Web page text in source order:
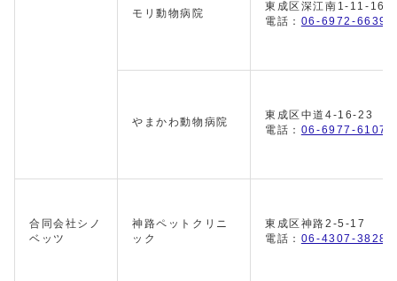
モリ動物病院
東成区深江南1-11-16
電話： 06-6972-6639
やまかわ動物病院
東成区中道4-16-23
電話： 06-6977-6107
合同会社シノ
ベッツ
神路ペットクリニ
ック
東成区神路2-5-17
電話： 06-4307-3828